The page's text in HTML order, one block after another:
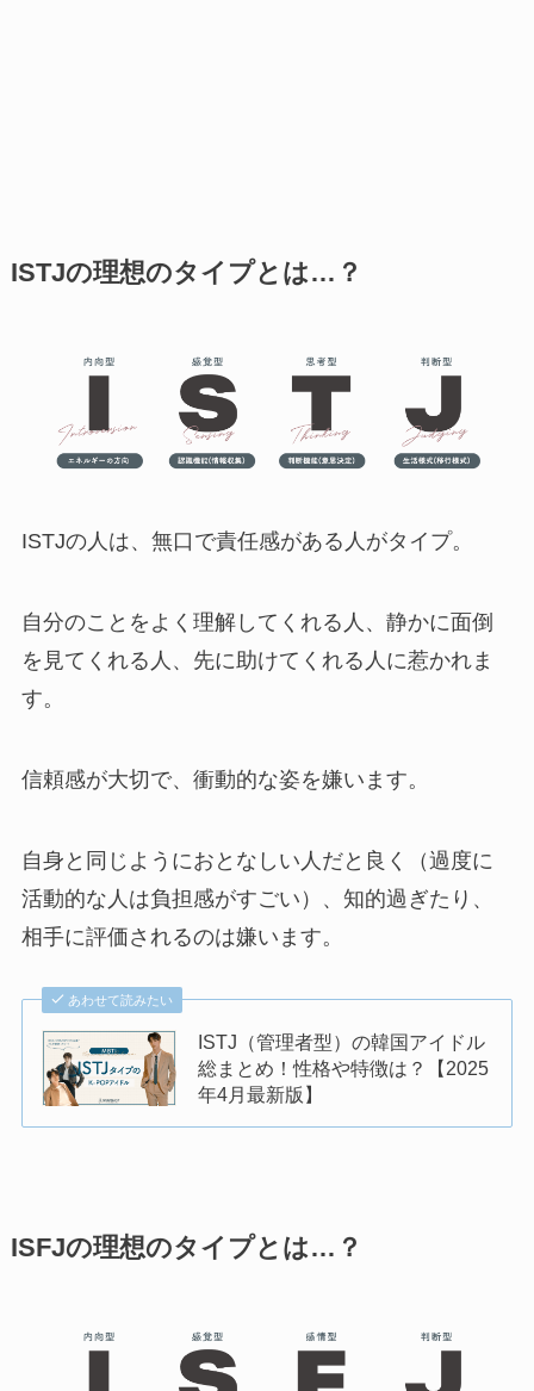
ISTJの理想のタイプとは…？
ISTJの人は、無口で責任感がある人がタイプ。
自分のことをよく理解してくれる人、静かに面倒
を見てくれる人、先に助けてくれる人に惹かれま
す。
信頼感が大切で、衝動的な姿を嫌います。
自身と同じようにおとなしい人だと良く（過度に
活動的な人は負担感がすごい）、知的過ぎたり、
相手に評価されるのは嫌います。
あわせて読みたい
ISTJ（管理者型）の韓国アイドル
総まとめ！性格や特徴は？【2025
年4月最新版】
ISFJの理想のタイプとは…？